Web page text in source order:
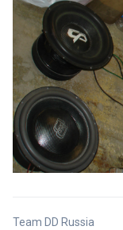
Team DD Russia